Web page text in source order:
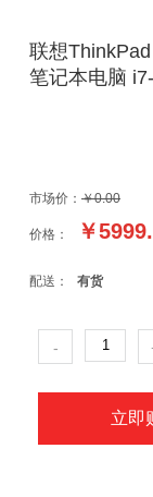
联想
笔记本电脑
市场价： ￥0.00
价格： ￥
配送： 有货
-
立即